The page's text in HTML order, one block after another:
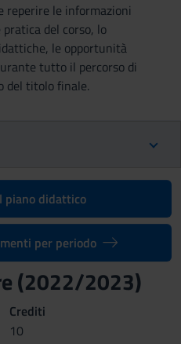
reperire le informazioni
del corso, lo
le opportunità
tutto il percorso di
del titolo finale.
piano didattico
per periodo
(2022/2023)
Crediti
10